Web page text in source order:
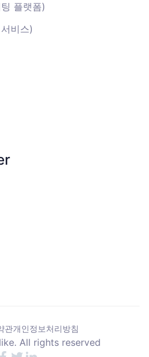
플랫폼)
비스)
관개인정보처리방침
All rights reserved